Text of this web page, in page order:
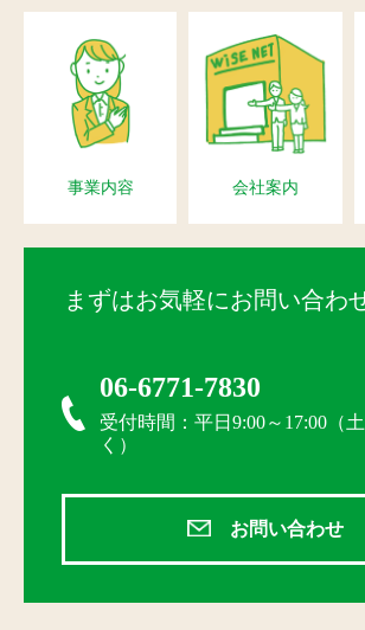
事業内容 会社案内
まずはお気軽にお問い合わ
06-6771-7830
受付時間：平日9:00～17:00（
く）
お問い合わせ